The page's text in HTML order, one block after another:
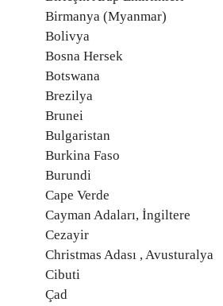
Birmanya (Myanmar)
Bolivya
Bosna Hersek
Botswana
Brezilya
Brunei
Bulgaristan
Burkina Faso
Burundi
Cape Verde
Cayman Adaları, İngiltere
Cezayir
Christmas Adası , Avusturalya
Cibuti
Çad